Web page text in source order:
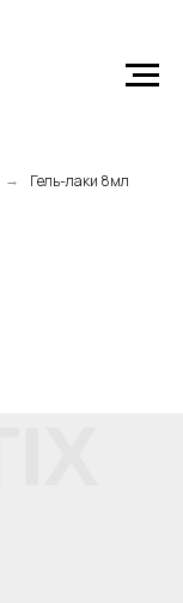
→ Гель-лаки 8мл